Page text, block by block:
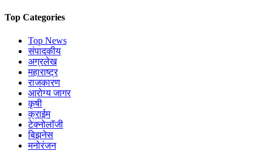
Top Categories
Top News
संपादकीय
अग्रलेख
महाराष्ट्र
राजकारण
आरोग्य जागर
कृषी
क्राईम
टेक्नोलॉजी
बिझनेस
मनोरंजन